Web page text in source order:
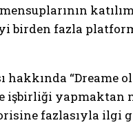
birden fazla
yapmaktan
fazlasıyla ilgi